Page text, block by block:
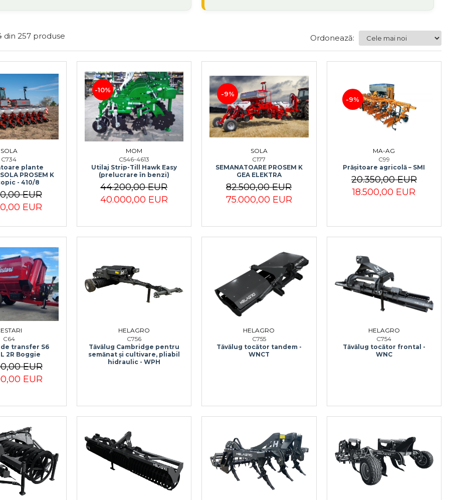
din 257 produse Ordonează:
SOLA
C734
plante
PROSEM K
- 410/8
EUR
EUR
-10%
MOM
C546-4613
Utilaj Strip-Till Hawk Easy
(prelucrare în benzi)
44.200,00 EUR
40.000,00 EUR
-9%
SOLA
C177
SEMANATOARE PROSEM K
GEA ELEKTRA
82.500,00 EUR
75.000,00 EUR
-9%
MA-AG
C99
Prășitoare agricolă – SMI
20.350,00 EUR
18.500,00 EUR
C64
de transfer S6
2R Boggie
EUR
EUR
HELAGRO
C756
Tăvălug Cambridge pentru
semănat și cultivare, pliabil
hidraulic - WPH
HELAGRO
C755
Tăvălug tocător tandem -
WNCT
HELAGRO
C754
Tăvălug tocător frontal -
WNC